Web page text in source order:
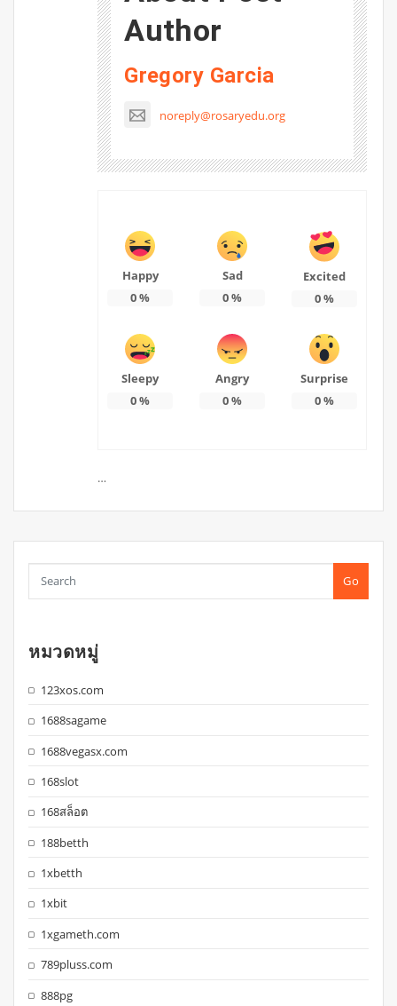
Author
Gregory Garcia
noreply@rosaryedu.org
Happy
0%
Sad
0%
Excited
0%
Sleepy
0%
Angry
0%
Surprise
0%
…
Go
หมวดหมู่
123xos.com
1688sagame
1688vegasx.com
168slot
168สล็อต
188betth
1xbetth
1xbit
1xgameth.com
789pluss.com
888pg